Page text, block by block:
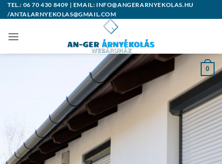
Skip
to
TEL.: 06 70 430 8409 | EMAIL: INFO@ANGERARNYEKOLAS.HU
/ANTALARNYEKOLAS@GMAIL.COM
0